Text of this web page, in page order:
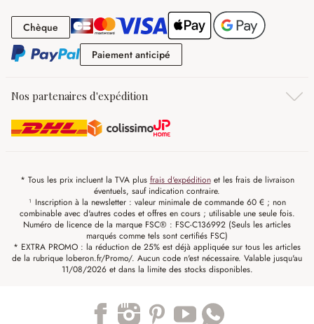
Chèque Chèque
Paiement anticipé
Nos partenaires d'expédition
* Tous les prix incluent la TVA plus frais d'expéditionet les frais de livraison
éventuels, sauf indication contraire.
¹ Inscription à la newsletter : valeur minimale de commande 60 € ; non
combinable avec d'autres codes et offres en cours ; utilisable une seule fois.
Numéro de licence de la marque FSC® : FSC-C136992 (Seuls les articles
marqués comme tels sont certifiés FSC)
* EXTRA PROMO : la réduction de 25% est déjà appliquée sur tous les articles
de la rubrique loberon.fr/Promo/. Aucun code n'est nécessaire. Valable jusqu'au
11/08/2026 et dans la limite des stocks disponibles.